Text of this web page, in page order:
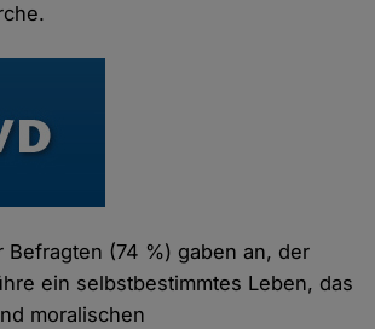
Befragten (74 %) gaben an, der
ein selbstbestimmtes Leben, das
moralischen